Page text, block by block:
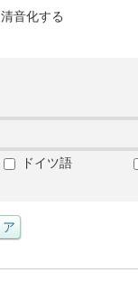
清音化する
ドイツ語